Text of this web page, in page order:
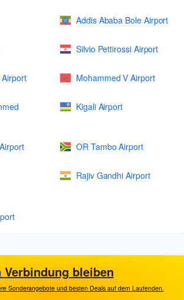
Addis Ababa Bole Airport
Silvio Pettirossi Airport
Mohammed V Airport
Kigali Airport
OR Tambo Airport
Rajiv Gandhi Airport
Verbindung bleiben
Sonderangebote und besten Deals auf dem Laufenden.